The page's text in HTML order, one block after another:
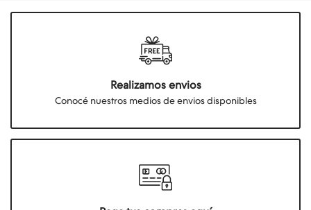
Realizamos envios
Conocé nuestros medios de envios disponibles